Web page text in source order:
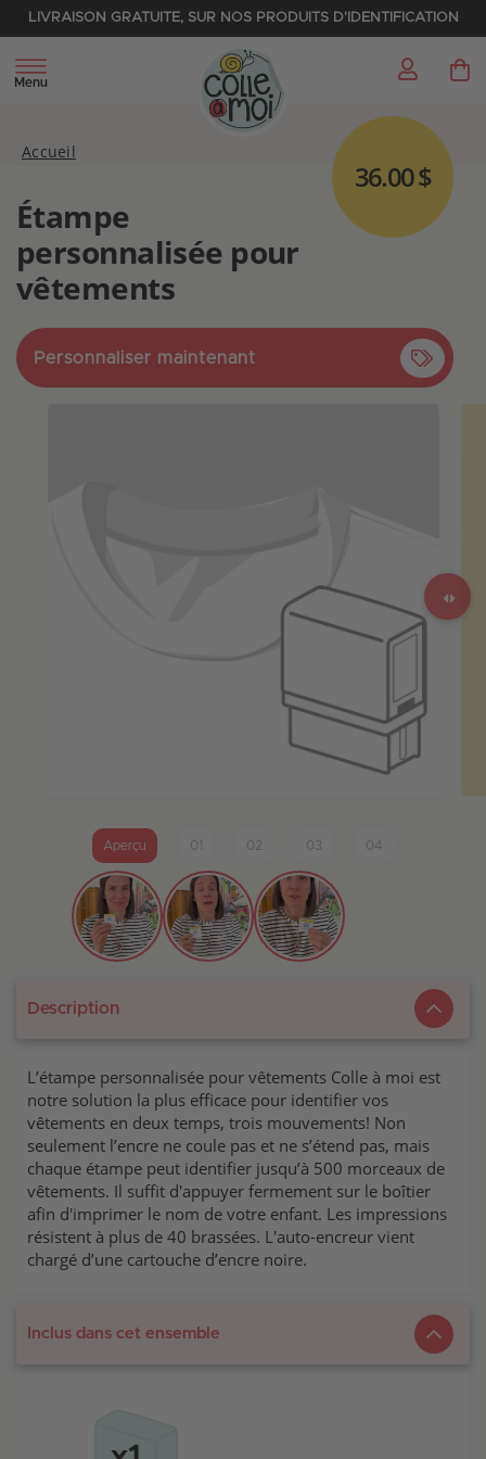
LIVRAISON GRATUITE, SUR NOS PRODUITS D'IDENTIFICATION
Menu
Accueil
Étampe
personnalisée pour
vêtements
36.00 $
Personnaliser maintenant
Aperçu 01 02 03 04
Description
L’étampe personnalisée pour vêtements Colle à moi est
notre solution la plus efficace pour identifier vos
vêtements en deux temps, trois mouvements! Non
seulement l’encre ne coule pas et ne s’étend pas, mais
chaque étampe peut identifier jusqu’à 500 morceaux de
vêtements. Il suffit d'appuyer fermement sur le boîtier
afin d'imprimer le nom de votre enfant. Les impressions
résistent à plus de 40 brassées. L'auto-encreur vient
chargé d’une cartouche d’encre noire.
Inclus dans cet ensemble